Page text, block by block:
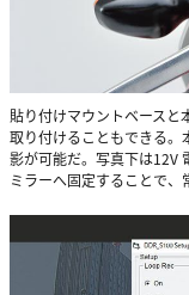
貼り付けマウントベースと
取り付けることもできる。
影が可能だ。写真下は12V
ミラーへ固定することで、